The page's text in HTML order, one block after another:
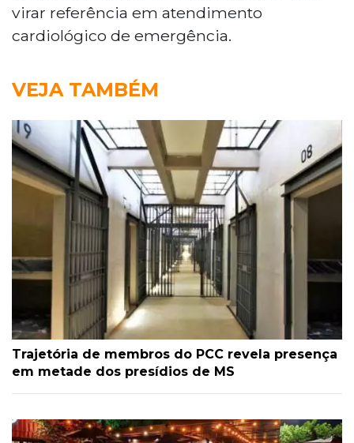
virar referência em atendimento
cardiológico de emergência.
VEJA TAMBÉM
Trajetória de membros do PCC revela presença
em metade dos presídios de MS